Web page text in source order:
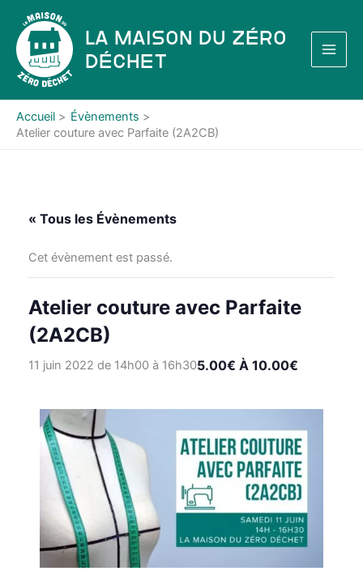
contenu
La Maison du Zéro
Déchet
Accueil
Évènements
Atelier couture avec Parfaite (2A2CB)
« Tous les Évènements
Cet évènement est passé.
Atelier couture avec Parfaite
(2A2CB)
11 juin 2022 de 14h00à 16h305.00€ À 10.00€